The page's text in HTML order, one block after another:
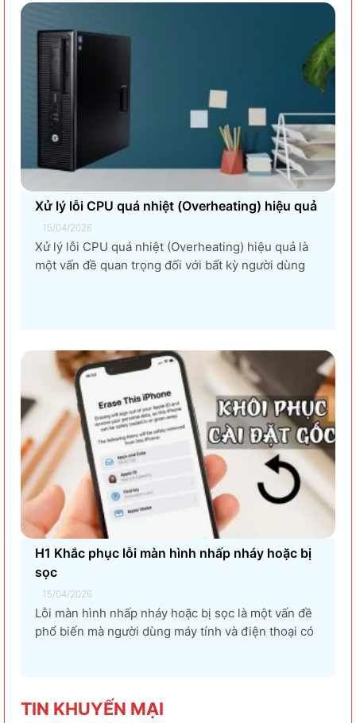
càng nhiều doanh nghiệp lựa chọn giải pháp...
Xử lý lỗi CPU quá nhiệt (Overheating) hiệu quả
15/04/2026
Xử lý lỗi CPU quá nhiệt (Overheating) hiệu quả là
một vấn đề quan trọng đối với bất kỳ người dùng
H1 Khắc phục lỗi màn hình nhấp nháy hoặc bị
sọc
15/04/2026
Lỗi màn hình nhấp nháy hoặc bị sọc là một vấn đề
phổ biến mà người dùng máy tính và điện thoại có
TIN KHUYẾN MẠI